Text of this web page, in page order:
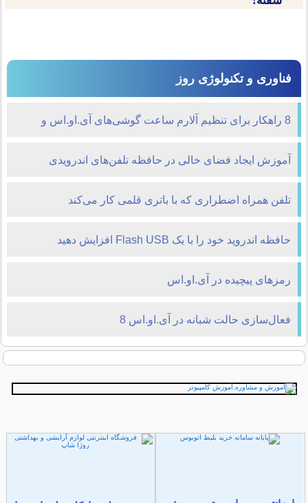
فناوری و تکنولوژی روز
8 راهکار برای تنظیم آلارم ساعت گوشی‌های آی.او.اس و
اندروید
آموزش ایجاد فضای خالی در حافظه تلفن‌های اندرویدی
تلفن همراه اضطراری که با باتری قلمی کار می‌کند
حافظه اندروید خود را با یک Flash USB افزایش دهید
رمزهای پیچیده در آی‌.او‌.اس
فعال‌سازی حالت شبانه در آی.او.اس 8